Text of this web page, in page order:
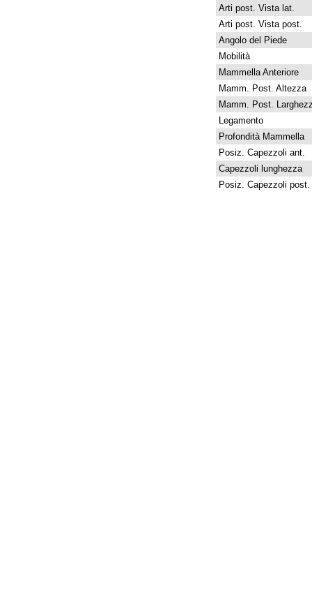
Arti post. Vista lat.
Arti post. Vista post.
Angolo del Piede
Mobilità
Mammella Anteriore
Mamm. Post. Altezza
Mamm. Post.
Legamento
Profondità Mammella
Posiz. Capezzoli ant.
Capezzoli lunghezza
Posiz. Capezzoli post.